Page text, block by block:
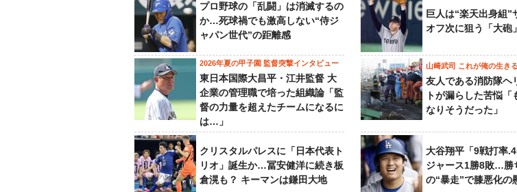
プロ野球の「乱闘」は消滅するの
か…死球禍でも激高しない“侍ジ
ャパン世代”の距離感
巨人は“楽天出身組
オフ次に狙う「大砲
2026年夏の甲子園 監督突撃インタビュー
東日本国際大昌平・江井監督 大
企業の管理職で培った組織論「監
督の力量を超えたチームになるに
は…」
山﨑武司 これが俺の生き
友人である消防隊ヘ
トが漏らした苦悩「
なりそうだった」
クリスタルパレスに「日本代表ト
リオ」誕生か…冨安健洋に続き板
倉滉も？ キーマンは鎌田大地
大谷翔平「9戦打率
ジャース1勝8敗…勝
の“暴走”で膝悪化の